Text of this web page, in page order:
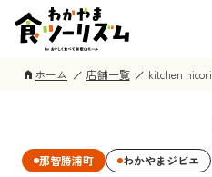
home ホーム 店舗一覧 kitchen nicori
那智勝浦町 わかやまジビエ